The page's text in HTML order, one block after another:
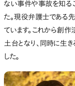
ない事件や事故を知る
た。現役弁護士である
ています。これから創
土台となり、同時に生
した。